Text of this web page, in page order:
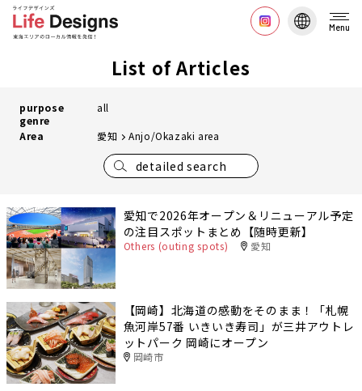
Menu
List of Articles
purpose
genre
all
Area 愛知 Anjo/Okazaki area
detailed search
愛知で2026年オープン＆リニューアル予定
の注目スポットまとめ【随時更新】
Others (outing spots) 愛知
【岡崎】北海道の感動をそのまま！「札幌
魚河岸57番 いきいき寿司」が三井アウトレ
ットパーク 岡崎にオープン
岡崎市